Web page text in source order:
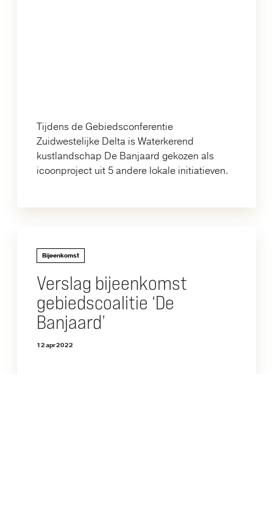
Tijdens de Gebiedsconferentie
Zuidwestelijke Delta is Waterkerend
kustlandschap De Banjaard gekozen als
icoonproject uit 5 andere lokale initiatieven.
Bijeenkomst
Verslag bijeenkomst
gebiedscoalitie ‘De
Banjaard’
12 apr 2022